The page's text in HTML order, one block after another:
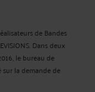
de Bandes
Dans deux
le bureau de
la demande de